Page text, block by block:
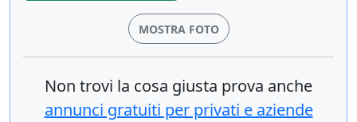
MOSTRA FOTO
Non trovi la cosa giusta prova anche
annunci gratuiti per privati e aziende